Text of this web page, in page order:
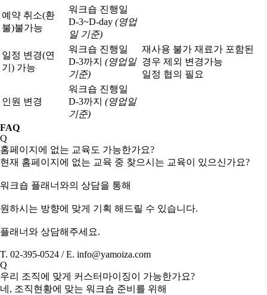
예약 취소(환
불)불가능
워크숍 진행일
D-3~D-day (영업
일 기준)
일정 변경(연
기) 가능
워크숍 진행일
D-3까지 (영업일
기준)
재사용 불가 재료가 포함된
경우 제외 변경가능
일정 협의 필요
인원 변경
워크숍 진행일
D-3까지 (영업일
기준)
FAQ
Q
홈페이지에 없는 교육도 가능한가요?
현재 홈페이지에 없는 교육 중 찾으시는 교육이 있으신가요?
워크숍 플래너와의 상담을 통해
원하시는 방향에 맞게 기획 해드릴 수 있습니다.
플래너와 상담해주세요.
T. 02-395-0524 / E. info@yamoiza.com
Q
우리 조직에 맞게 커스터마이징이 가능한가요?
네, 조직현황에 맞는 워크숍 준비를 위해